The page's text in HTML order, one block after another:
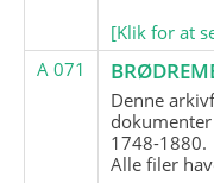
[Klik for at
A 071
Denne
1748-1880.
Alle filer